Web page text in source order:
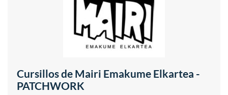
Cursillos de Mairi Emakume Elkartea -
PATCHWORK